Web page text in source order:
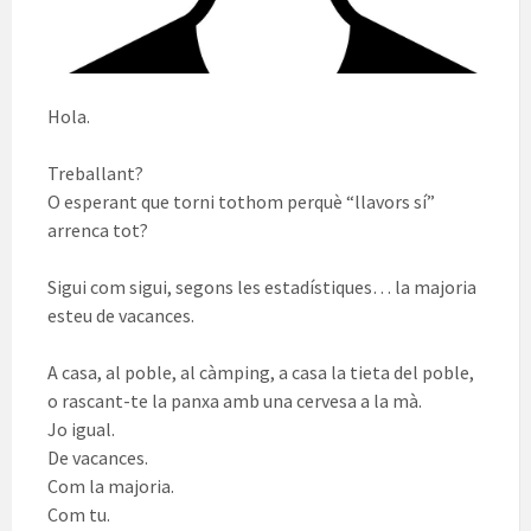
Hola.
Treballant?
O esperant que torni tothom perquè “llavors sí”
arrenca tot?
Sigui com sigui, segons les estadístiques… la majoria
esteu de vacances.
A casa, al poble, al càmping, a casa la tieta del poble,
o rascant-te la panxa amb una cervesa a la mà.
Jo igual.
De vacances.
Com la majoria.
Com tu.